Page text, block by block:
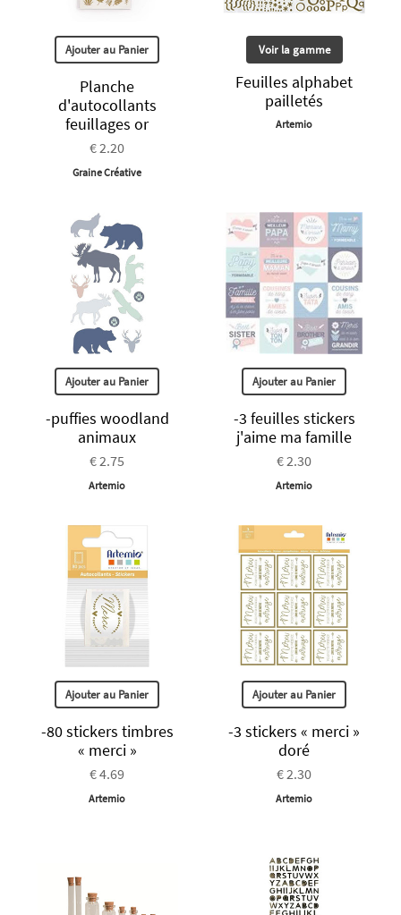
Ajouter au Panier
Planche
d'autocollants
feuillages or
€ 2.20
Graine Créative
Voir la gamme
Feuilles alphabet
pailletés
Artemio
Ajouter au Panier
-puffies woodland
animaux
€ 2.75
Artemio
Ajouter au Panier
-3 feuilles stickers
j'aime ma famille
€ 2.30
Artemio
Ajouter au Panier
-80 stickers timbres
« merci »
€ 4.69
Artemio
Ajouter au Panier
-3 stickers « merci »
doré
€ 2.30
Artemio